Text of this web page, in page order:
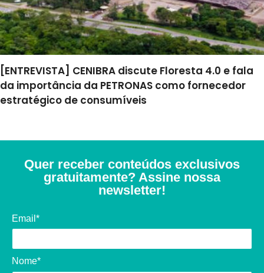
[ENTREVISTA] CENIBRA discute Floresta 4.0 e fala
da importância da PETRONAS como fornecedor
estratégico de consumíveis
Quer receber conteúdos exclusivos
gratuitamente? Assine nossa
newsletter!
Email*
Nome*